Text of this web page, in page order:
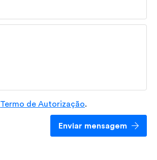
Termo de Autorização.
Enviar mensagem